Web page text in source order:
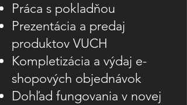
Práca s pokladňou
Prezentácia a predaj
produktov VUCH
Kompletizácia a výdaj e-
shopových objednávok
Dohľad fungovania v novej